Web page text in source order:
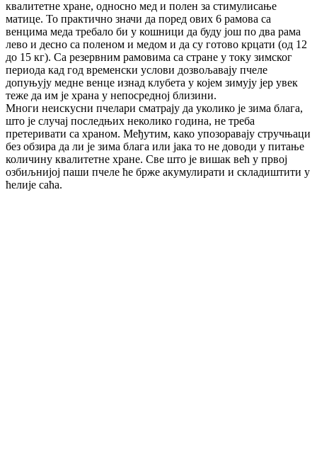
квалитетне хране, односно мед и полен за стимулисање
матице. То практично значи да поред ових 6 рамова са
венцима меда требало би у кошници да буду још по два рама
лево и десно са поленом и медом и да су готово крцати (од 12
до 15 кг). Са резервним рамовима са стране у току зимског
периода кад год временски услови дозвољавају пчеле
допуњују медне венце изнад клубета у којем зимују јер увек
теже да им је храна у непосредној близини.
Многи неискусни пчелари сматрају да уколико је зима блага,
што је случај последњих неколико година, не треба
претеривати са храном. Међутим, како упозоравају стручњаци
без обзира да ли је зима блага или јака то не доводи у питање
количину квалитетне хране. Све што је вишак већ у првој
озбиљнијој паши пчеле ће брже акумулирати и складиштити у
ћелије саћа.